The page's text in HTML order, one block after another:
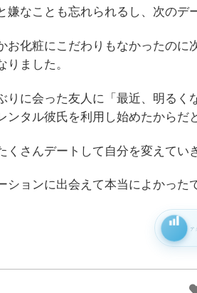
嫌なことも忘れられるし、次のデ
お化粧にこだわりもなかったの
りました。
りに会った友人に「最近、明るく
ンタル彼氏を利用し始めたからだ
くさんデートして自分を変えてい
ションに出会えて本当によかった
ア